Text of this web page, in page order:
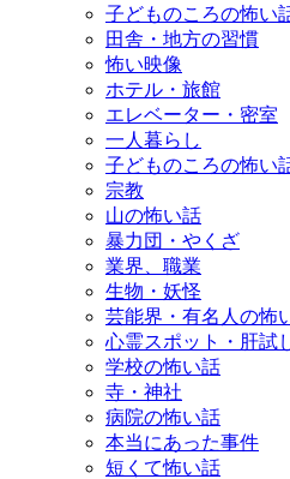
子どものころの怖い
田舎・地方の習慣
怖い映像
ホテル・旅館
エレベーター・密室
一人暮らし
子どものころの怖い
宗教
山の怖い話
暴力団・やくざ
業界、職業
生物・妖怪
芸能界・有名人の怖
心霊スポット・肝試
学校の怖い話
寺・神社
病院の怖い話
本当にあった事件
短くて怖い話